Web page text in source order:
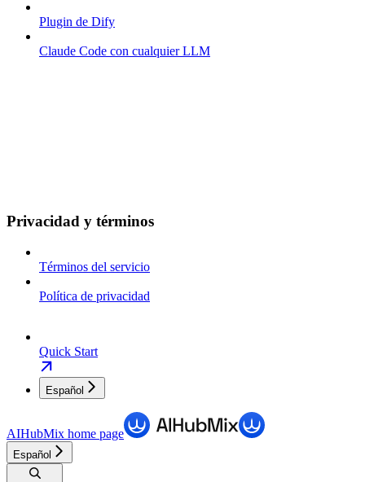
Plugin de Dify
Claude Code con cualquier LLM
Privacidad y términos
Términos del servicio
Política de privacidad
Quick Start
Español
AIHubMix home page
Español